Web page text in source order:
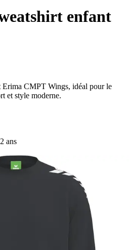
enfant
Erima CMPT Wings, idéal pour le
et style moderne.
ans